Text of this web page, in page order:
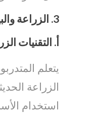
3. الزراعة
أ. التقنيات
يتعلم
الزراعة
استخدام